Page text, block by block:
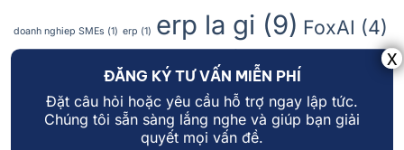
doanh nghiep SMEs (1) erp (1) erp la gi (9) FoxAI (4)
HợpTácChiếnLược
loi ich erp(1) omnichannel (1) PhucLong(1) PhátTriểnBềnVững
phần mềm erp(4) QuảnTrịDoanhNghiệp(1) sap b1(2)
triển khai ERP(1) TốiƯuHóaKinhDoanh wms (2)
ĐĂNG KÝ TƯ VẤN MIỄN PHÍ
Đặt câu hỏi hoặc yêu cầu hỗ trợ ngay lập tức.
Chúng tôi sẵn sàng lắng nghe và giúp bạn giải
quyết mọi vấn đề.